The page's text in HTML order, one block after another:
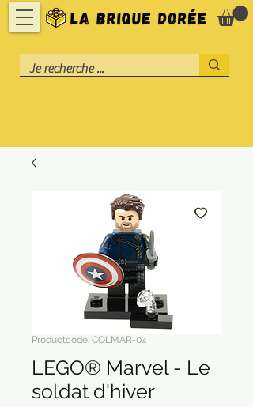
Productcode: COLMAR-04
LEGO® Marvel - Le
soldat d'hiver